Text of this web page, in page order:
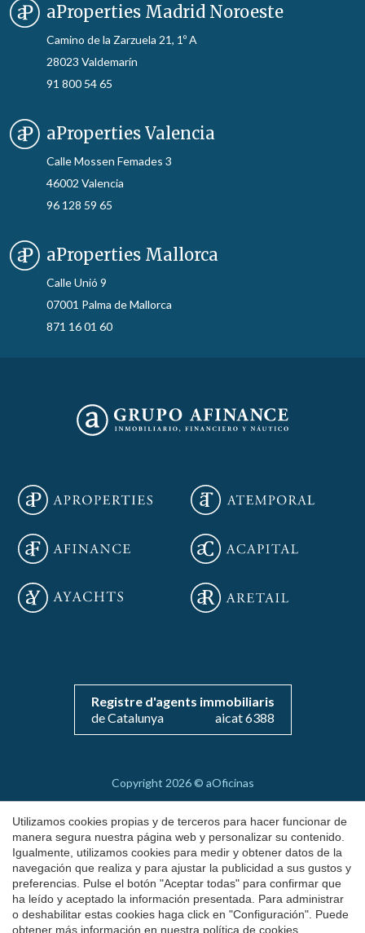
aProperties Madrid Noroeste
Camino de la Zarzuela 21, 1º A
28023 Valdemarín
91 800 54 65
aProperties Valencia
Calle Mossen Femades 3
46002 Valencia
96 128 59 65
aProperties Mallorca
Calle Unió 9
07001 Palma de Mallorca
871 16 01 60
Registre d'agents immobiliaris
de Catalunya
aicat 6388
Copyright 2026 © aOficinas
AICAT 6388
Aviso Legal
Política de Cookies
byiEstrategic
Utilizamos cookies propias y de terceros para hacer funcionar de
manera segura nuestra página web y personalizar su contenido.
Igualmente, utilizamos cookies para medir y obtener datos de la
navegación que realiza y para ajustar la publicidad a sus gustos y
preferencias. Pulse el botón "Aceptar todas" para confirmar que
ha leído y aceptado la información presentada. Para administrar
o deshabilitar estas cookies haga click en "Configuración". Puede
obtener más información en nuestra política de cookies